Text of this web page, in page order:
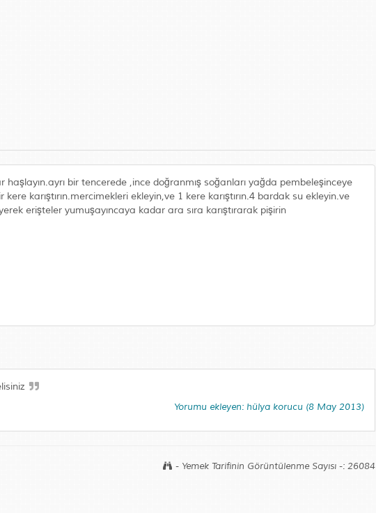
bir tencerede ,ince doğranmış soğanları yağda pembeleşinceye
karıştırın.mercimekleri ekleyin,ve 1 kere karıştırın.4 bardak su ekleyin.ve
erişteler yumuşayıncaya kadar ara sıra karıştırarak pişirin
Yorumu ekleyen: hülya korucu (8 May 2013)
- Yemek Tarifinin Görüntülenme Sayısı -: 26084